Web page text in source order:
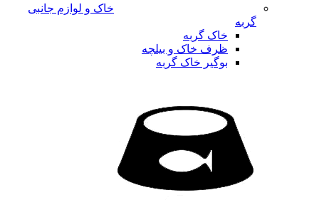
خاک و لوازم جانبی
گربه
خاک گربه
ظرف خاک و بیلچه
بوگیر خاک گربه